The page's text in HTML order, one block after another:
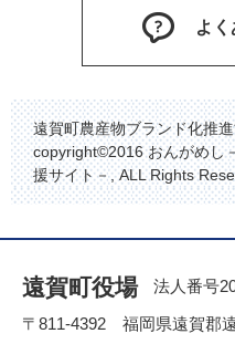
よ
遠賀町農産物ブランド化推
copyright©2016 おんがめし
援サイト－, ALL Rights
遠賀町役場
法人番号
〒811-4392 福岡県遠賀郡